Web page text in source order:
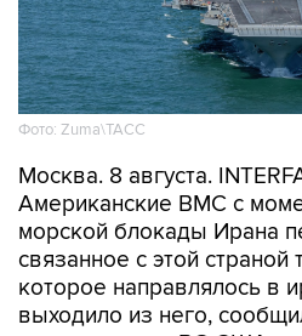
Фото: Zuma\ТАСС
Москва. 8 августа.
морской блокады Ирана
связанное с этой страной
которое направлялось в
выходило из него,
командование ВС США на
(CENTCOM).